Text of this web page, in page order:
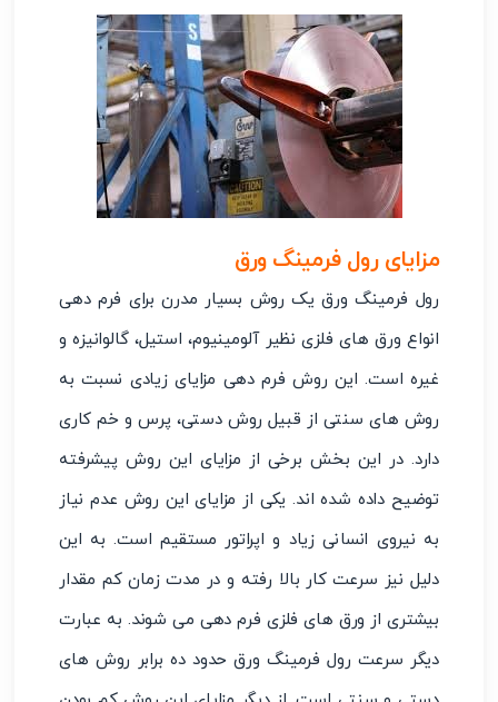
مزایای رول فرمینگ ورق
رول فرمینگ ورق یک روش بسیار مدرن برای فرم‌ دهی
انواع ورق‌ های فلزی نظیر آلومینیوم، استیل، گالوانیزه و
غیره است. این روش فرم‌ دهی مزایای زیادی نسبت به
روش‌ های سنتی از قبیل روش دستی، پرس و خم‌ کاری
دارد. در این بخش برخی از مزایای این روش پیشرفته
توضیح داده شده ‌اند. یکی از مزایای این روش عدم نیاز
به نیروی انسانی زیاد و اپراتور مستقیم است. به این
دلیل نیز سرعت کار بالا رفته و در مدت زمان کم مقدار
بیشتری از ورق‌ های فلزی فرم ‌دهی می‌ شوند. به عبارت
دیگر سرعت رول فرمینگ ورق حدود ده برابر روش ‌های